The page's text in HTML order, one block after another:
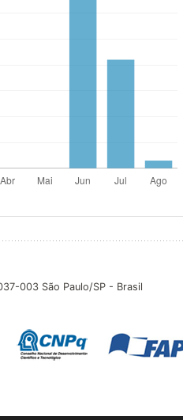
003 São Paulo/SP - Brasil